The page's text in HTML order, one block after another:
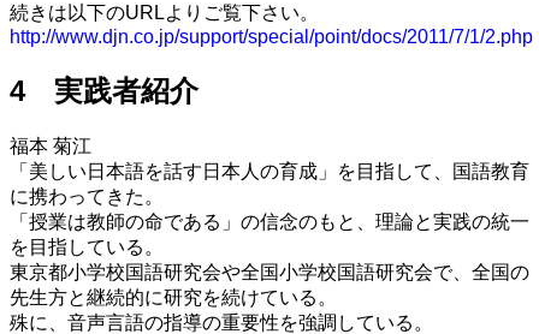
続きは以下のURLよりご覧下さい。
http://www.djn.co.jp/support/special/point/docs/2011/7/1/2.php
4 実践者紹介
福本 菊江
「美しい日本語を話す日本人の育成」を目指して、国語教育
に携わってきた。
「授業は教師の命である」の信念のもと、理論と実践の統一
を目指している。
東京都小学校国語研究会や全国小学校国語研究会で、全国の
先生方と継続的に研究を続けている。
殊に、音声言語の指導の重要性を強調している。